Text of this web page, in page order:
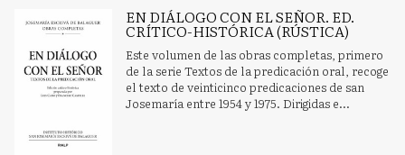
EN DIÁLOGO CON EL SEÑOR. ED.
CRÍTICO-HISTÓRICA (RÚSTICA)
Este volumen de las obras completas, primero
de la serie Textos de la predicación oral, recoge
el texto de veinticinco predicaciones de san
Josemaría entre 1954 y 1975. Dirigidas e...